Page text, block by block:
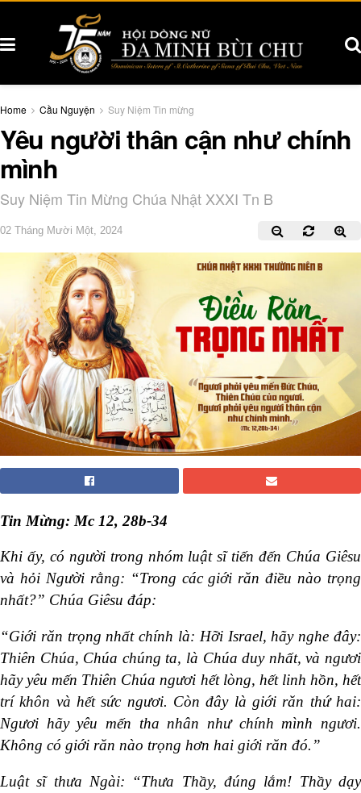
Home Cầu Nguyện Suy Niệm Tin mừng
Yêu người thân cận như chính
mình
Suy Niệm Tin Mừng Chúa Nhật XXXI Tn B
02 Tháng Mười Một, 2024
Tin Mừng: Mc 12, 28b-34
Khi ấy, có người trong nhóm luật sĩ tiến đến Chúa Giêsu
và hỏi Người rằng: “Trong các giới răn điều nào trọng
nhất?” Chúa Giêsu đáp:
“Giới răn trọng nhất chính là: Hỡi Israel, hãy nghe đây:
Thiên Chúa, Chúa chúng ta, là Chúa duy nhất, và ngươi
hãy yêu mến Thiên Chúa ngươi hết lòng, hết linh hồn, hết
trí khôn và hết sức ngươi. Còn đây là giới răn thứ hai:
Ngươi hãy yêu mến tha nhân như chính mình ngươi.
Không có giới răn nào trọng hơn hai giới răn đó.”
Luật sĩ thưa Ngài: “Thưa Thầy, đúng lắm! Thầy dạy